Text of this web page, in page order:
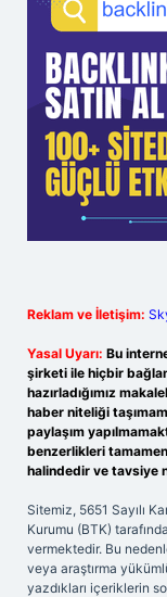
Reklam ve İletişim:
Yasal Uyarı: Bu
şirketi ile hiçbir
hazırladığımız
haber niteliği
paylaşım
benzerlikleri
halindedir ve tavsiye
Sitemiz, 5651 Sayılı
Kurumu (BTK)
vermektedir. Bu
veya araştırma
yazdıkları içeriklerin